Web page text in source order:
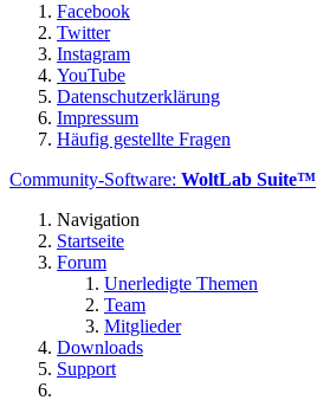
Facebook
Twitter
Instagram
YouTube
Datenschutzerklärung
Impressum
Häufig gestellte Fragen
Community-Software: WoltLab Suite™
Navigation
Startseite
Forum
Unerledigte Themen
Team
Mitglieder
Downloads
Support